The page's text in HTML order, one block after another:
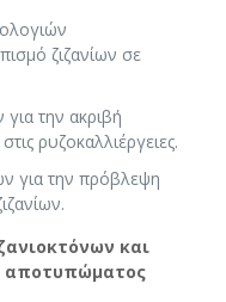
ζιζανίων σε
την ακριβή
ρυζοκαλλιέργειες.
για την πρόβλεψη
και
αποτυπώματος